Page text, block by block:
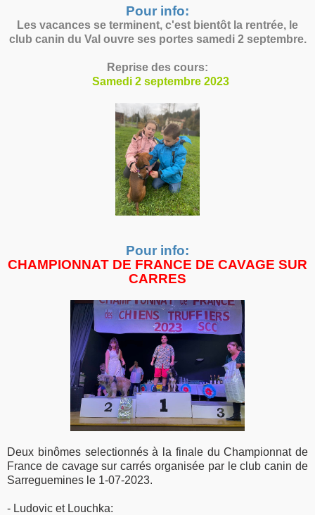
Pour info:
Les vacances se terminent, c'est bientôt la rentrée, le
club canin du Val ouvre ses portes samedi 2 septembre.
Reprise des cours:
Samedi 2 septembre 2023
Pour info:
CHAMPIONNAT DE FRANCE DE CAVAGE SUR
CARRES
Deux binômes selectionnés à la finale du Championnat de
France de cavage sur carrés organisée par le club canin de
Sarreguemines le 1-07-2023.
- Ludovic et Louchka: